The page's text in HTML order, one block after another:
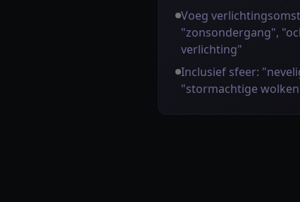
Voeg
"zonsondergang",
verlichting"
Inclusief sfeer:
"stormachtige